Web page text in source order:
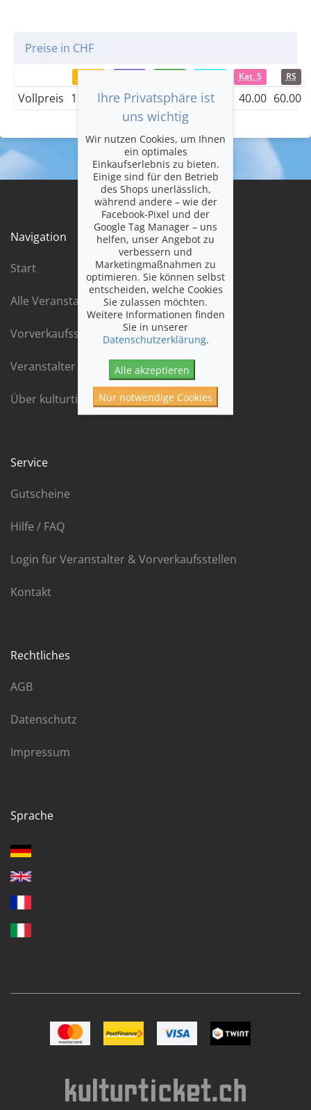
Preise in CHF
Kat. 5 RS
Vollpreis 130.00 110.00 90.00 60.00 40.00 60.00
Navigation
Start
Alle Veranstaltungen chronologisch
Vorverkaufsstellen
Veranstalter
Über kulturticket
Service
Gutscheine
Hilfe / FAQ
Login für Veranstalter & Vorverkaufsstellen
Kontakt
Rechtliches
AGB
Datenschutz
Impressum
Sprache
Bild MastercardBild Postfinance
Bild VISA Bild TWINT
Ihre Privatsphäre ist
uns wichtig
Wir nutzen Cookies, um Ihnen
ein optimales
Einkaufserlebnis zu bieten.
Einige sind für den Betrieb
des Shops unerlässlich,
während andere – wie der
Facebook-Pixel und der
Google Tag Manager – uns
helfen, unser Angebot zu
verbessern und
Marketingmaßnahmen zu
optimieren. Sie können selbst
entscheiden, welche Cookies
Sie zulassen möchten.
Weitere Informationen finden
Sie in unserer
Datenschutzerklärung.
Alle akzeptieren
Nur notwendige Cookies